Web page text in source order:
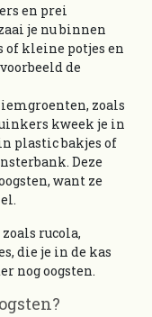
en prei
je nu binnen
of kleine potjes en
de
zoals
kweek je in
plastic bakjes of
Deze
want ze
rucola,
die je in de kas
nog oogsten.